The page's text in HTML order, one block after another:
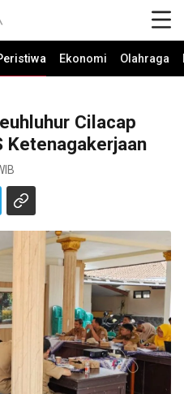
Ekonomi Olahraga
Cilacap
Ketenagakerjaan